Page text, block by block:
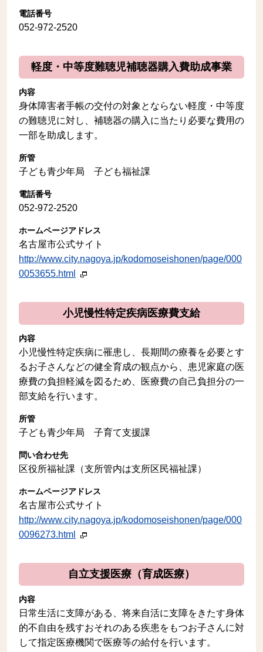
電話番号
052-972-2520
軽度・中等度難聴児補聴器購入費助成事業
内容
身体障害者手帳の交付の対象とならない軽度・中等度
の難聴児に対し、補聴器の購入に当たり必要な費用の
一部を助成します。
所管
子ども青少年局 子ども福祉課
電話番号
052-972-2520
ホームページアドレス
名古屋市公式サイト
http://www.city.nagoya.jp/kodomoseishonen/page/000
0053655.html
小児慢性特定疾病医療費支給
内容
小児慢性特定疾病に罹患し、長期間の療養を必要とす
るお子さんなどの健全育成の観点から、患児家庭の医
療費の負担軽減を図るため、医療費の自己負担分の一
部支給を行います。
所管
子ども青少年局 子育て支援課
問い合わせ先
区役所福祉課（支所管内は支所区民福祉課）
ホームページアドレス
名古屋市公式サイト
http://www.city.nagoya.jp/kodomoseishonen/page/000
0096273.html
自立支援医療（育成医療）
内容
日常生活に支障がある、将来自活に支障をきたす身体
的不自由を残すおそれのある疾患をもつお子さんに対
して指定医療機関で医療等の給付を行います。